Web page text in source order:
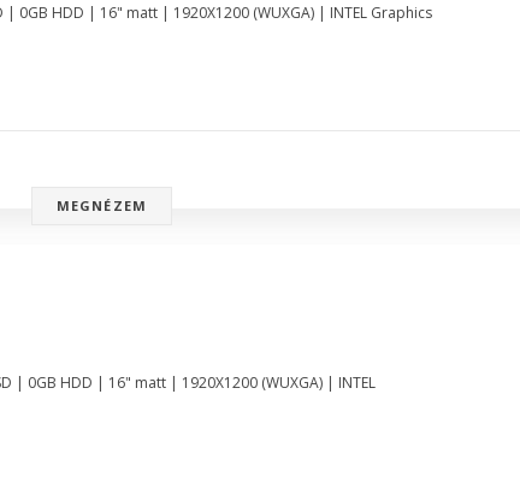
0GB HDD | 16" matt | 1920X1200 (WUXGA) | INTEL Graphics
MEGNÉZEM
| 0GB HDD | 16" matt | 1920X1200 (WUXGA) | INTEL